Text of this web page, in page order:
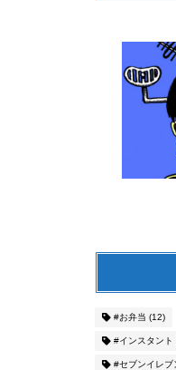
#お弁当 (12)
#インスタント
#セブンイレブ